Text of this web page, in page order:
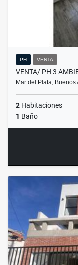
PH VENTA
VENTA/ PH 3
Mar del Plata, Buenos
2 Habitaciones
1 Baño